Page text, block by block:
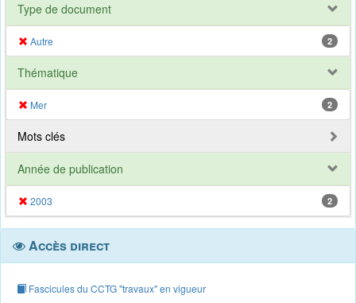
Type de document
Autre 2
Thématique
Mer 2
Mots clés
Année de publication
2003 2
Accès direct
Fascicules du CCTG "travaux" en vigueur